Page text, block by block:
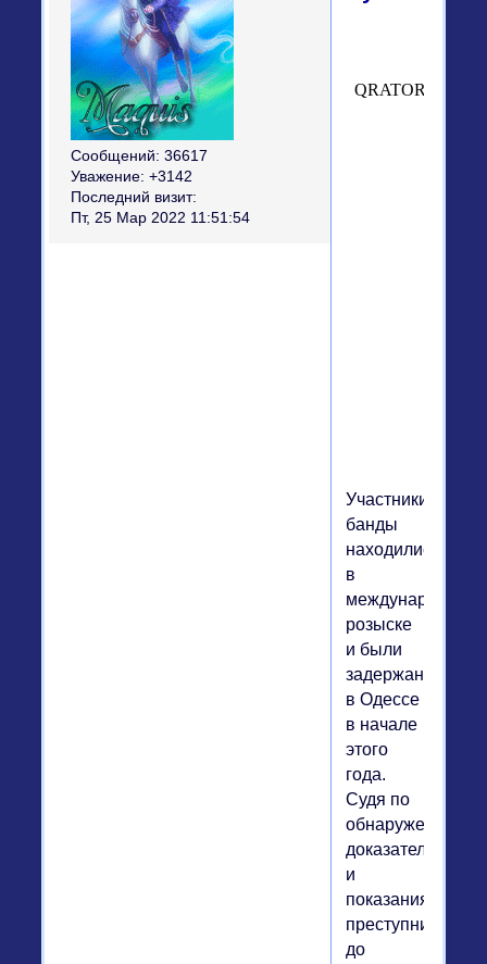
Сообщений: 36617
Уважение: +3142
Последний визит:
Пт, 25 Мар 2022 11:51:54
Участники
банды
находились
в
международном
розыске
и были
задержаны
в Одессе
в начале
этого
года.
Судя по
обнаруженным
доказательствам
и
показаниям
преступников,
до